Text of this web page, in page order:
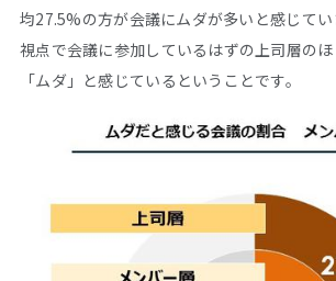
均27.5%の方が会議にムダが多いと感じて
視点で会議に参加しているはずの上司層の
「ムダ」と感じているということです。